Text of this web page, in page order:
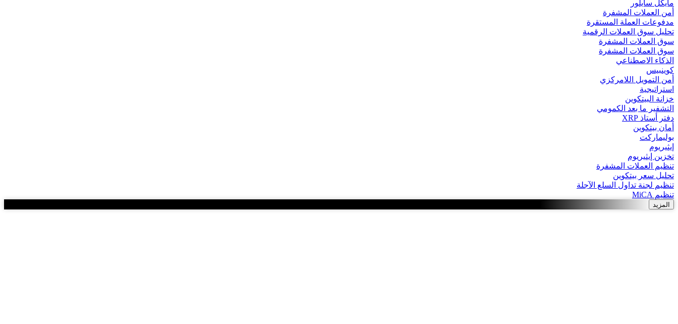
مايكل سايلور
أمن العملات المشفرة
مدفوعات العملة المستقرة
تحليل سوق العملات الرقمية
سوق العملات المشفرة
سوق العملات المشفرة
الذكاء الاصطناعي
كوينبيس
أمن التمويل اللامركزي
استراتيجية
خزانة البيتكوين
التشفير ما بعد الكمومي
دفتر أستاذ XRP
أمان بيتكوين
بوليماركت
إيثيريوم
تخزين إيثيريوم
تنظيم العملات المشفرة
تحليل سعر بيتكوين
تنظيم لجنة تداول السلع الآجلة
تنظيم MiCA
المزيد